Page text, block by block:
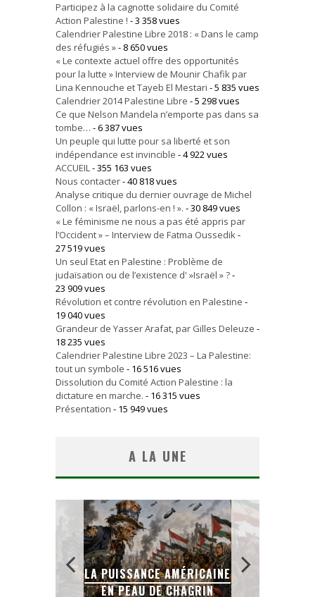
Participez à la cagnotte solidaire du Comité
Action Palestine ! - 3 358 vues
Calendrier Palestine Libre 2018 : « Dans le camp
des réfugiés »- 8 650 vues
« Le contexte actuel offre des opportunités
pour la lutte » Interview de Mounir Chafik par
Lina Kennouche et Tayeb El Mestari - 5 835 vues
Calendrier 2014 Palestine Libre - 5 298 vues
Ce que Nelson Mandela n’emporte pas dans sa
tombe… - 6 387 vues
Un peuple qui lutte pour sa liberté et son
indépendance est invincible - 4 922 vues
ACCUEIL- 355 163 vues
Nous contacter- 40 818 vues
Analyse critique du dernier ouvrage de Michel
Collon : « Israël, parlons-en ! ». - 30 849 vues
« Le féminisme ne nous a pas été appris par
l’Occident » – Interview de Fatma Oussedik-
27 519 vues
Un seul Etat en Palestine : Problème de
judaïsation ou de l’existence d' »Israël » ?-
23 909 vues
Révolution et contre révolution en Palestine -
19 040 vues
Grandeur de Yasser Arafat, par Gilles Deleuze -
18 235 vues
Calendrier Palestine Libre 2023 – La Palestine:
tout un symbole - 16 516 vues
Dissolution du Comité Action Palestine : la
dictature en marche. - 16 315 vues
Présentation - 15 949 vues
A LA UNE
LA BANALITÉ DU MAL
COLONIAL